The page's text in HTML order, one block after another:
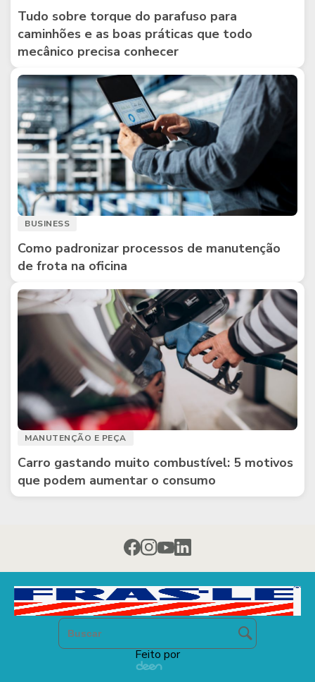
Tudo sobre torque do parafuso para
caminhões e as boas práticas que todo
mecânico precisa conhecer
BUSINESS
Como padronizar processos de manutenção
de frota na oficina
MANUTENÇÃO E PEÇA
Carro gastando muito combustível: 5 motivos
que podem aumentar o consumo
Feito por